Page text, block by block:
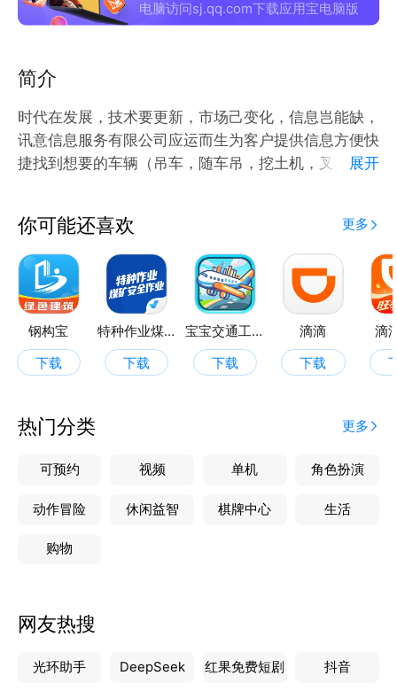
电脑访问sj.qq.com下载应用宝电脑版
简介
时代在发展，技术要更新，市场己变化，信息岂能缺，
讯意信息服务有限公司应运而生为客户提供信息方便快
捷找到想要的车辆（吊车，随车吊，挖土机，叉车）又
展开
你可能还喜欢 更多
钢构宝
下载
特种作业煤矿安全作业聚题库
下载
宝宝交通工具认知
下载
滴滴
下载
滴
热门分类 更多
可预约 视频 单机 角色扮演
动作冒险 休闲益智 棋牌中心 生活
购物
网友热搜
光环助手 DeepSeek 红果免费短剧 抖音